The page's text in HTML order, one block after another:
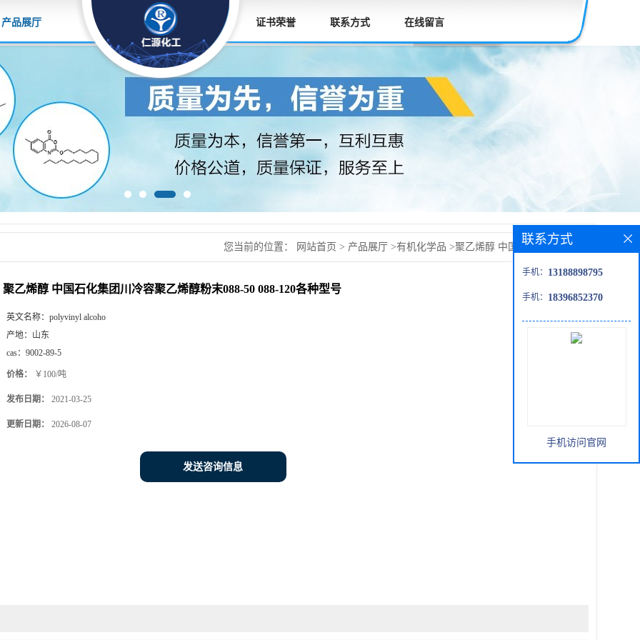
产品展厅 证书荣誉 联系方式 在线留言
您当前的位置： 网站首页 > 产品展厅 >有机化学品 >聚乙烯醇 中国石化集团川冷
聚乙烯醇 中国石化集团川冷容聚乙烯醇粉末088-50 088-120各种型号
英文名称： polyvinyl alcoho
产地： 山东
cas： 9002-89-5
价格： ￥100/吨
发布日期： 2021-03-25
更新日期： 2026-08-07
发送咨询信息
联系方式
手机： 13188898795
手机： 18396852370
手机访问官网